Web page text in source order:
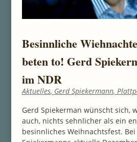
Besinnliche
beten to! Gerd
im NDR
Aktuelles, Gerd Spiekermann,
Gerd Spiekerman wünscht sich,
auch, nichts sehnlicher als ein
besinnliches Weihnachtsfest. Bei